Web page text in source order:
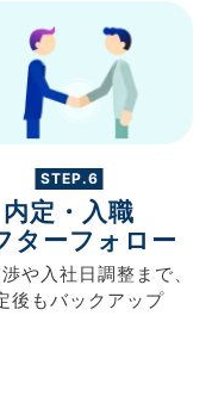
STEP.6
内定・入職
ターフォロー
や入社日調整まで、
後もバックアップ